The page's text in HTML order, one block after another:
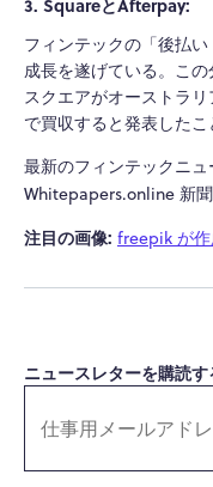
フィンテックの「後払
成長を遂げている。こ
スクエアがオーストラ
で買収すると発表したこ
最新のフィンテックニュ
Whitepapers.online 新
注目の画像: freepik が
ニュースレターを購読す